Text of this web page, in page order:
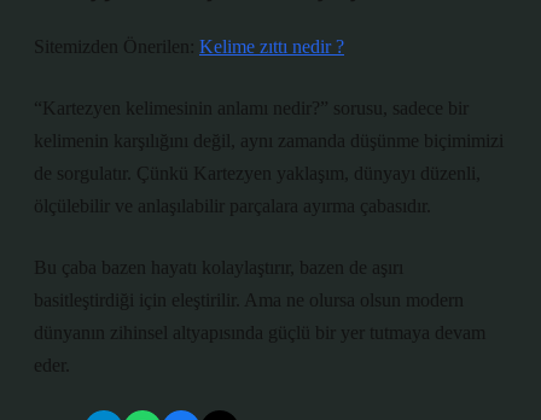
Sitemizden Önerilen: Kelime zıttı nedir ?
“Kartezyen kelimesinin anlamı nedir?” sorusu, sadece bir
kelimenin karşılığını değil, aynı zamanda düşünme biçimimizi
de sorgulatır. Çünkü Kartezyen yaklaşım, dünyayı düzenli,
ölçülebilir ve anlaşılabilir parçalara ayırma çabasıdır.
Bu çaba bazen hayatı kolaylaştırır, bazen de aşırı
basitleştirdiği için eleştirilir. Ama ne olursa olsun modern
dünyanın zihinsel altyapısında güçlü bir yer tutmaya devam
eder.